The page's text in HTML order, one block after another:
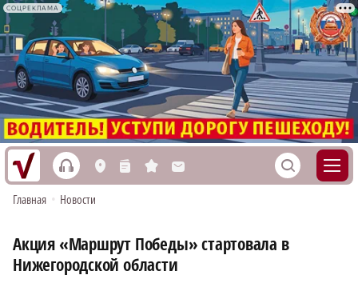
СОЦРЕКЛАМА
h L n s M S
Главная • Новости
Акция «Маршрут Победы» стартовала в
Нижегородской области